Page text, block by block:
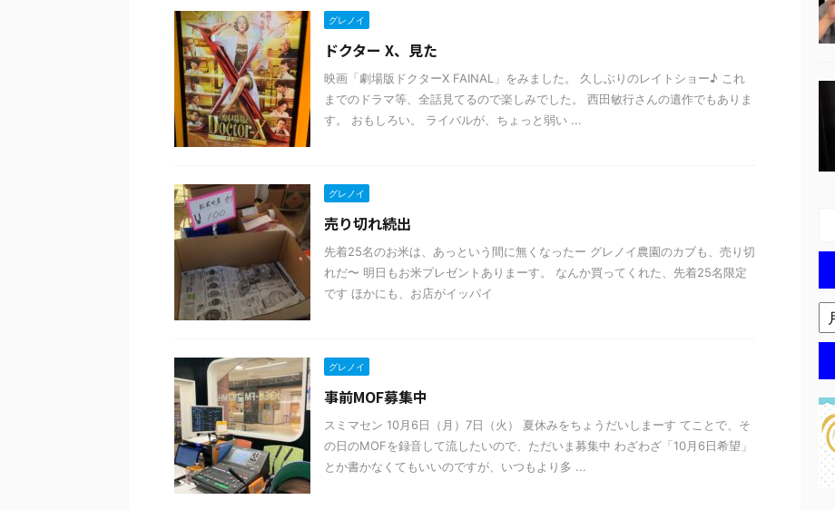
グレノイ
ドクター X、見た
映画「劇場版ドクターX FAINAL」をみました。 久しぶりのレイトショー♪ これ
までのドラマ等、全話見てるので楽しみでした。 西田敏行さんの遺作でもありま
す。 おもしろい。 ライバルが、ちょっと弱い ...
グレノイ
売り切れ続出
先着25名のお米は、あっという間に無くなったー グレノイ農園のカブも、売り切
れだ〜 明日もお米プレゼントありまーす。 なんか買ってくれた、先着25名限定
です ほかにも、お店がイッパイ
グレノイ
事前MOF募集中
スミマセン 10月6日（月）7日（火） 夏休みをちょうだいしまーす てことで、そ
の日のMOFを録音して流したいので、ただいま募集中 わざわざ「10月6日希望」
とか書かなくてもいいのですが、いつもより多 ...